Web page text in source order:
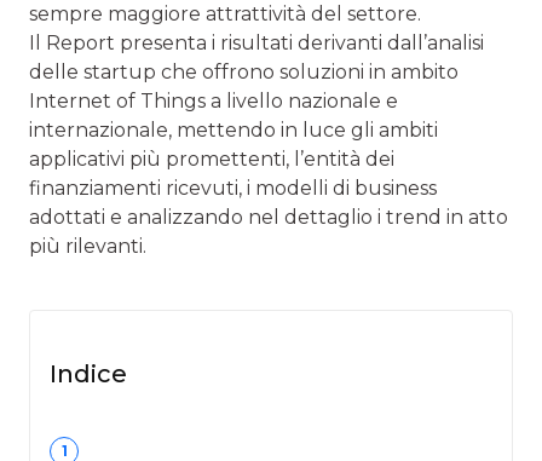
sempre maggiore attrattività del settore.
Il Report presenta i risultati derivanti dall’analisi
delle startup che offrono soluzioni in ambito
Internet of Things a livello nazionale e
internazionale, mettendo in luce gli ambiti
applicativi più promettenti, l’entità dei
finanziamenti ricevuti, i modelli di business
adottati e analizzando nel dettaglio i trend in atto
più rilevanti.
Indice
1